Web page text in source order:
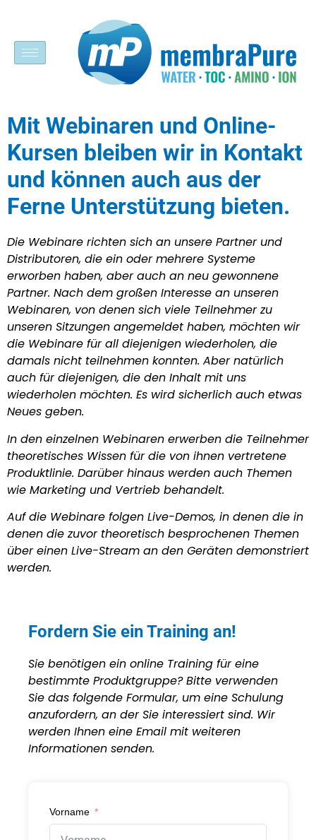
Mit Webinaren und Online-
Kursen bleiben wir in Kontakt
und können auch aus der
Ferne Unterstützung bieten.
Die Webinare richten sich an unsere Partner und
Distributoren, die ein oder mehrere Systeme
erworben haben, aber auch an neu gewonnene
Partner. Nach dem großen Interesse an unseren
Webinaren, von denen sich viele Teilnehmer zu
unseren Sitzungen angemeldet haben, möchten wir
die Webinare für all diejenigen wiederholen, die
damals nicht teilnehmen konnten. Aber natürlich
auch für diejenigen, die den Inhalt mit uns
wiederholen möchten. Es wird sicherlich auch etwas
Neues geben.
In den einzelnen Webinaren erwerben die Teilnehmer
theoretisches Wissen für die von ihnen vertretene
Produktlinie. Darüber hinaus werden auch Themen
wie Marketing und Vertrieb behandelt.
Auf die Webinare folgen Live-Demos, in denen die in
denen die zuvor theoretisch besprochenen Themen
über einen Live-Stream an den Geräten demonstriert
werden.
Fordern Sie ein Training an!
Sie benötigen ein online Training für eine
bestimmte Produktgruppe? Bitte verwenden
Sie das folgende Formular, um eine Schulung
anzufordern, an der Sie interessiert sind. Wir
werden Ihnen eine Email mit weiteren
Informationen senden.
Vorname